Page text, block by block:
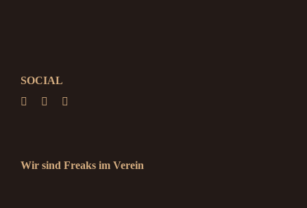
SOCIAL
Wir sind Freaks im Verein